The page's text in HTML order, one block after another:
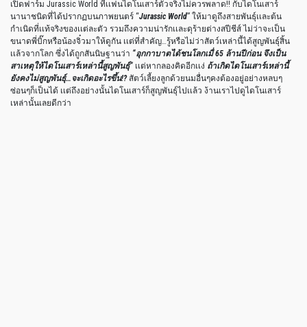
เปิดฟาร์ม Jurassic World ที่เเฟนไดโนเสาร์ตัวจริงไม่ควรพลาด!! กับไดโนเสาร์
นานาชนิดที่ได้ปรากฏบนภาพยนตร์ “Jurassic World” ให้มาดูถึงสายพันธุ์เเละต้น
กำเนิดที่เเท้จริงของเเต่ละตัว รวมถึงความน่ารักเเละดุร้ายต่างสปีชีส์ ไม่ว่าจะเป็น
ขนาดพี่บิ๊กหรือน้องจิ๋วมาให้ดูกัน เเต่ที่สำคัญ…รู้หรือไม่ว่าสัตว์เหล่านี้ได้สูญพันธ์ุสิ้น
เเล้วจากโลก ซึ่งได้ถูกสันนิษฐานว่า “อุกกาบาตได้ชนโลกเมื่ 65 ล้านปีก่อน จึงเป็น
สาเหตุให้ไดโนเสาร์เหล่านี้สูญพันธุ์” เเต่หากลองคิดอีกเเง่ ถ้าเกิดไดโนเสาร์เหล่านี้
ยังคงไม่สูญพันธุ์…จะเกิดอะไรขึ้น!?สัตว์เลี้ยงลูกด้วยนมอื่นๆคงต้องอยู่อย่างหลบๆ
ซ่อนๆก็เป็นได้ เเต่ถึงอย่างนั้นไดโนเสาร์ก็สูญพันธุ์ไปเเล้ว ง้านเราไปดูไดโนเสาร์
เหล่านั้นเลยดีกว่า